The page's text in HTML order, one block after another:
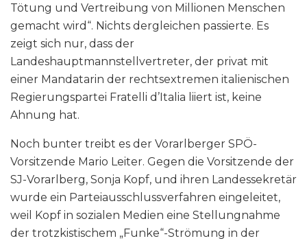
Tötung und Vertreibung von Millionen Menschen
gemacht wird“. Nichts dergleichen passierte. Es
zeigt sich nur, dass der
Landeshauptmannstellvertreter, der privat mit
einer Mandatarin der rechtsextremen italienischen
Regierungspartei Fratelli d’Italia liiert ist, keine
Ahnung hat.
Noch bunter treibt es der Vorarlberger SPÖ-
Vorsitzende Mario Leiter. Gegen die Vorsitzende der
SJ-Vorarlberg, Sonja Kopf, und ihren Landessekretär
wurde ein Parteiausschlussverfahren eingeleitet,
weil Kopf in sozialen Medien eine Stellungnahme
der trotzkistischem „Funke“-Strömung in der